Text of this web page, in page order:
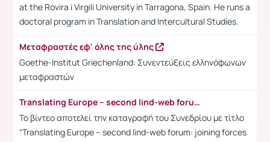
at the Rovira i Virgili University in Tarragona, Spain. He runs a
doctoral program in Translation and Intercultural Studies.
Μεταφραστές εφ' όλης της ύλης
Goethe-Institut Griechenland: Συνεντεύξεις ελληνόφωνων
μεταφραστών
Translating Europe – second lind-web forum: joining forces for a stronger language industry
Το βίντεο αποτελεί την καταγραφή του Συνεδρίου με τίτλο
“Translating Europe – second lind-web forum: joining forces